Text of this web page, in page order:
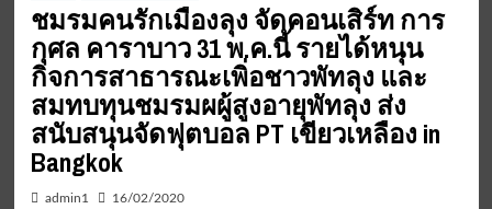
ชมรมคนรักเมืองลุง จัดคอนเสิร์ท การ
กุศล คาราบาว 31 พ.ค.นี้ รายได้หนุน
กิจการสาธารณะเพิ่อชาวพัทลุง และ
สมทบทุนชมรมผผู้สูงอายุพัทลุง ส่ง
สนับสนุนจัดฟุตบอล PT เขียวเหลือง in
Bangkok
admin1 16/02/2020